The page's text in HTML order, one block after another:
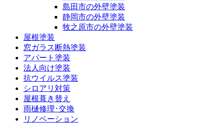
島田市の外壁塗装
静岡市の外壁塗装
牧之原市の外壁塗装
屋根塗装
窓ガラス断熱塗装
アパート塗装
法人向け塗装
抗ウイルス塗装
シロアリ対策
屋根葺き替え
雨樋修理･交換
リノベーション